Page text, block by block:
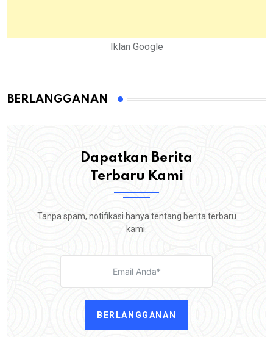
Iklan Google
BERLANGGANAN
Dapatkan Berita
Terbaru Kami
Tanpa spam, notifikasi hanya tentang berita terbaru
kami.
BERLANGGANAN